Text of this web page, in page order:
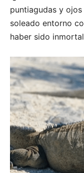
puntiagudas y
soleado entorno
haber sido